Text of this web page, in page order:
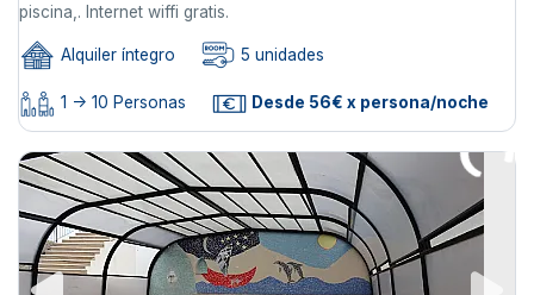
piscina,. Internet wiffi gratis.
Alquiler íntegro 5 unidades
1 -> 10 Personas Desde 56€ x persona/noche